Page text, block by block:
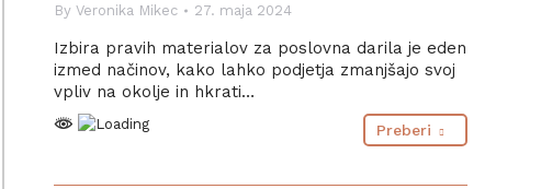
ByVeronika Mikec 27. maja 2024
Izbira pravih materialov za poslovna darila je eden
izmed načinov, kako lahko podjetja zmanjšajo svoj
vpliv na okolje in hkrati…
Preberi